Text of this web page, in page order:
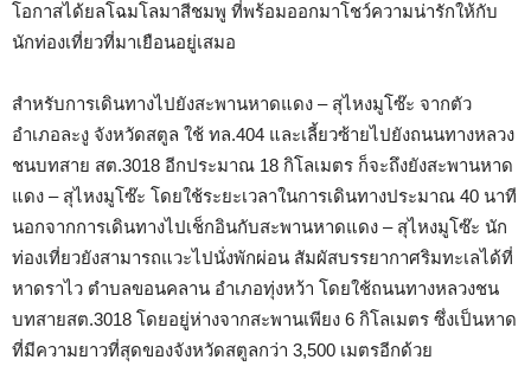
โอกาสได้ยลโฉมโลมาสีชมพู ที่พร้อมออกมาโชว์ความน่ารักให้กับ
นักท่องเที่ยวที่มาเยือนอยู่เสมอ
สำหรับการเดินทางไปยังสะพานหาดแดง – สุไหงมูโซ๊ะ จากตัว
อำเภอละงู จังหวัดสตูล ใช้ ทล.404 และเลี้ยวซ้ายไปยังถนนทางหลวง
ชนบทสาย สต.3018 อีกประมาณ 18 กิโลเมตร ก็จะถึงยังสะพานหาด
แดง – สุไหงมูโซ๊ะ โดยใช้ระยะเวลาในการเดินทางประมาณ 40 นาที
นอกจากการเดินทางไปเช็กอินกับสะพานหาดแดง – สุไหงมูโซ๊ะ นัก
ท่องเที่ยวยังสามารถแวะไปนั่งพักผ่อน สัมผัสบรรยากาศริมทะเลได้ที่
หาดราไว ตำบลขอนคลาน อำเภอทุ่งหว้า โดยใช้ถนนทางหลวงชน
บทสายสต.3018 โดยอยู่ห่างจากสะพานเพียง 6 กิโลเมตร ซึ่งเป็นหาด
ที่มีความยาวที่สุดของจังหวัดสตูลกว่า 3,500 เมตรอีกด้วย